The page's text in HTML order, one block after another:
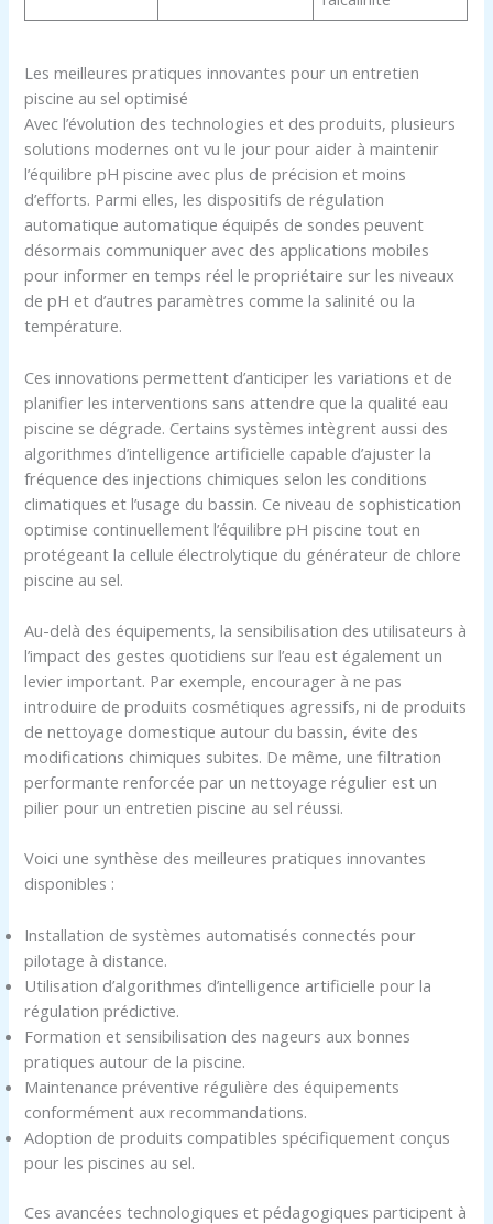
Les meilleures pratiques innovantes pour un entretien
piscine au sel optimisé
Avec l’évolution des technologies et des produits, plusieurs
solutions modernes ont vu le jour pour aider à maintenir
l’équilibre pH piscine avec plus de précision et moins
d’efforts. Parmi elles, les dispositifs de régulation
automatique automatique équipés de sondes peuvent
désormais communiquer avec des applications mobiles
pour informer en temps réel le propriétaire sur les niveaux
de pH et d’autres paramètres comme la salinité ou la
température.
Ces innovations permettent d’anticiper les variations et de
planifier les interventions sans attendre que la qualité eau
piscine se dégrade. Certains systèmes intègrent aussi des
algorithmes d’intelligence artificielle capable d’ajuster la
fréquence des injections chimiques selon les conditions
climatiques et l’usage du bassin. Ce niveau de sophistication
optimise continuellement l’équilibre pH piscine tout en
protégeant la cellule électrolytique du générateur de chlore
piscine au sel.
Au-delà des équipements, la sensibilisation des utilisateurs à
l’impact des gestes quotidiens sur l’eau est également un
levier important. Par exemple, encourager à ne pas
introduire de produits cosmétiques agressifs, ni de produits
de nettoyage domestique autour du bassin, évite des
modifications chimiques subites. De même, une filtration
performante renforcée par un nettoyage régulier est un
pilier pour un entretien piscine au sel réussi.
Voici une synthèse des meilleures pratiques innovantes
disponibles :
Installation de systèmes automatisés connectés pour
pilotage à distance.
Utilisation d’algorithmes d’intelligence artificielle pour la
régulation prédictive.
Formation et sensibilisation des nageurs aux bonnes
pratiques autour de la piscine.
Maintenance préventive régulière des équipements
conformément aux recommandations.
Adoption de produits compatibles spécifiquement conçus
pour les piscines au sel.
Ces avancées technologiques et pédagogiques participent à